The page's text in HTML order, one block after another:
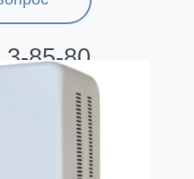
3-85-80